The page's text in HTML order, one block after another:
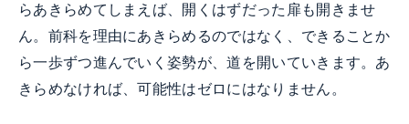
らあきらめてしまえば、開くはずだった扉も開きませ
ん。前科を理由にあきらめるのではなく、できることか
ら一歩ずつ進んでいく姿勢が、道を開いていきます。あ
きらめなければ、可能性はゼロにはなりません。